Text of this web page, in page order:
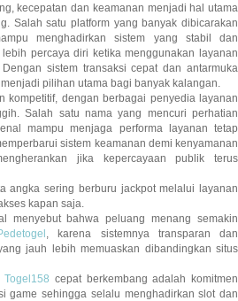
kecepatan dan keamanan menjadi hal utama
Salah satu platform yang banyak dibicarakan
menghadirkan sistem yang stabil dan
percaya diri ketika menggunakan layanan
sistem transaksi cepat dan antarmuka
pilihan utama bagi banyak kalangan.
kompetitif, dengan berbagai penyedia layanan
Salah satu nama yang mencuri perhatian
mampu menjaga performa layanan tetap
sistem keamanan demi kenyamanan
jika kepercayaan publik terus
angka sering berburu jackpot melalui layanan
kapan saja.
menyebut bahwa peluang menang semakin
, karena sistemnya transparan dan
jauh lebih memuaskan dibandingkan situs
Togel158 cepat berkembang adalah komitmen
game sehingga selalu menghadirkan slot dan